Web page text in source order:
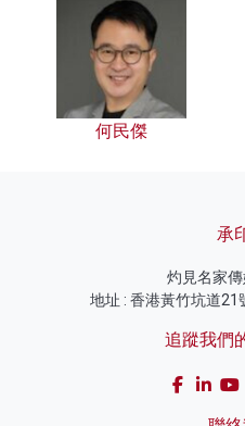
何民傑
承
灼見名家
地址 : 香港黃竹坑道
追蹤我們